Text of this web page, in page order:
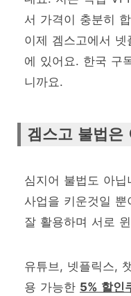
서 가격이 충분히
이제 겜스고에서
에 있어요. 한국 구
니까요.
겜스고 불법은
심지어 불법도 아
사업을 키운것일
잘 활용하며 서로
유튜브, 넷플릭스,
용 가능한 5% 할인